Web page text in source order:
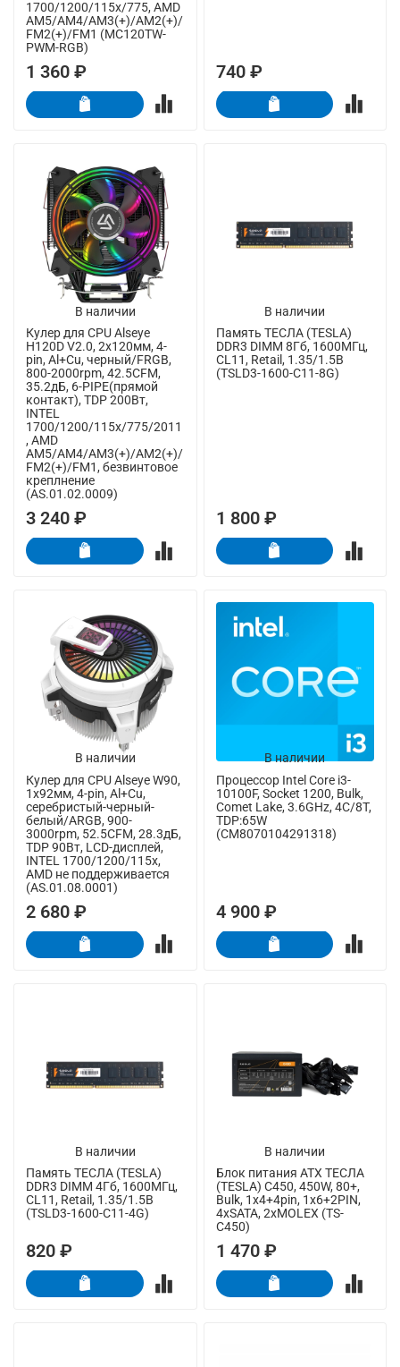
1700/1200/115x/775, AMD
AM5/AM4/AM3(+)/AM2(+)/
FM2(+)/FM1 (MC120TW-
PWM-RGB)
1 360 ₽ 740 ₽
В наличии
Кулер для CPU Alseye
H120D V2.0, 2х120мм, 4-
pin, Al+Cu, черный/FRGB,
800-2000rpm, 42.5CFM,
35.2дБ, 6-PIPE(прямой
контакт), TDP 200Вт,
INTEL
1700/1200/115x/775/2011
, AMD
AM5/AM4/AM3(+)/AM2(+)/
FM2(+)/FM1, безвинтовое
креплнение
(AS.01.02.0009)
3 240 ₽
В наличии
Память ТЕСЛА (TESLA)
DDR3 DIMM 8Гб, 1600МГц,
CL11, Retail, 1.35/1.5В
(TSLD3-1600-C11-8G)
1 800 ₽
В наличии
Кулер для CPU Alseye W90,
1х92мм, 4-pin, Al+Cu,
серебристый-черный-
белый/ARGB, 900-
3000rpm, 52.5CFM, 28.3дБ,
TDP 90Вт, LCD-дисплей,
INTEL 1700/1200/115x,
AMD не поддерживается
(AS.01.08.0001)
2 680 ₽
В наличии
Процессор Intel Core i3-
10100F, Socket 1200, Bulk,
Comet Lake, 3.6GHz, 4C/8T,
TDP:65W
(CM8070104291318)
4 900 ₽
В наличии
Память ТЕСЛА (TESLA)
DDR3 DIMM 4Гб, 1600МГц,
CL11, Retail, 1.35/1.5В
(TSLD3-1600-C11-4G)
820 ₽
В наличии
Блок питания ATX ТЕСЛА
(TESLA) C450, 450W, 80+,
Bulk, 1x4+4pin, 1x6+2PIN,
4xSATA, 2xMOLEX (TS-
C450)
1 470 ₽